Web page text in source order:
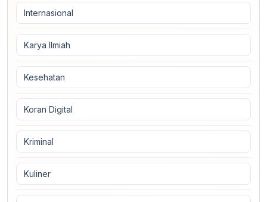
Internasional
Karya Ilmiah
Kesehatan
Koran Digital
Kriminal
Kuliner